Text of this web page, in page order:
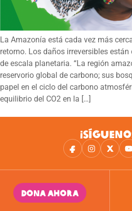
La Amazonía está cada vez más
retorno. Los daños irreversibles
de escala planetaria. “La región
reservorio global de carbono; sus
papel en el ciclo del carbono
equilibrio del CO2 en la […]
DONA AHORA